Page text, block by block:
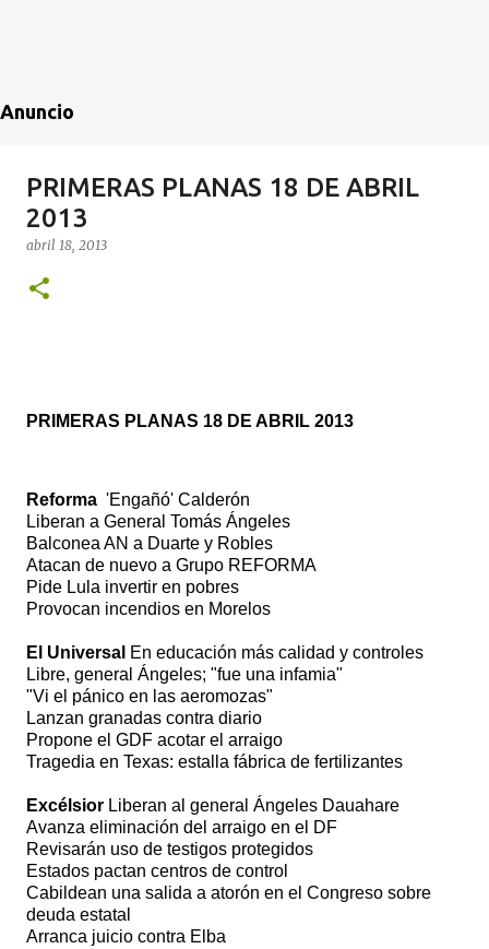
Anuncio
PRIMERAS PLANAS 18 DE ABRIL
2013
abril 18, 2013
PRIMERAS PLANAS 18 DE ABRIL 2013
Reforma 'Engañó' Calderón
Liberan a General Tomás Ángeles
Balconea AN a Duarte y Robles
Atacan de nuevo a Grupo REFORMA
Pide Lula invertir en pobres
Provocan incendios en Morelos
El Universal En educación más calidad y controles
Libre, general Ángeles; "fue una infamia"
"Vi el pánico en las aeromozas"
Lanzan granadas contra diario
Propone el GDF acotar el arraigo
Tragedia en Texas: estalla fábrica de fertilizantes
Excélsior Liberan al general Ángeles Dauahare
Avanza eliminación del arraigo en el DF
Revisarán uso de testigos protegidos
Estados pactan centros de control
Cabildean una salida a atorón en el Congreso sobre
deuda estatal
Arranca juicio contra Elba